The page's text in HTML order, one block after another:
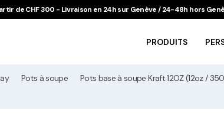
de CHF 300 - Livraison en 24h sur Genève / 24-48h hors
PRODUITS
Pots à soupe Pots base à soupe Kraft 12OZ (12oz /